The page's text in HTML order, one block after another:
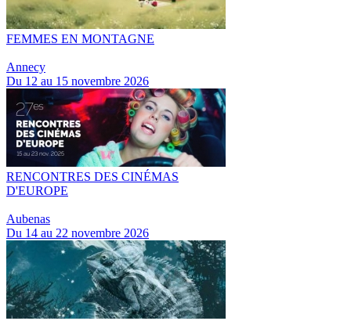
FEMMES EN MONTAGNE
Annecy
Du 12 au 15 novembre 2026
RENCONTRES DES CINÉMAS
D'EUROPE
Aubenas
Du 14 au 22 novembre 2026